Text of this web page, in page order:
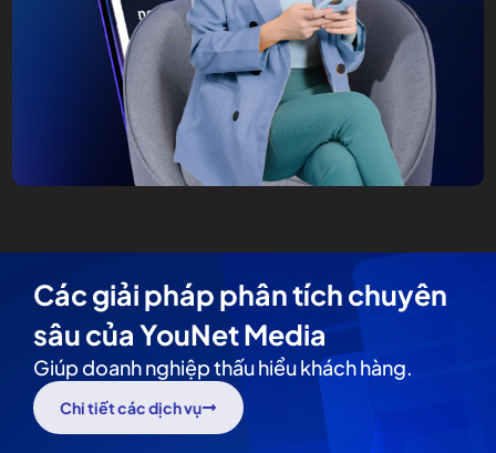
Các giải pháp phân tích chuyên
sâu của YouNet Media
Giúp doanh nghiệp thấu hiểu khách hàng.
Chi tiết các dịch vụ